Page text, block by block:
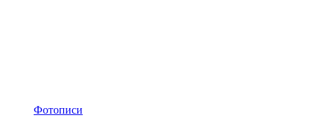
Фотописи